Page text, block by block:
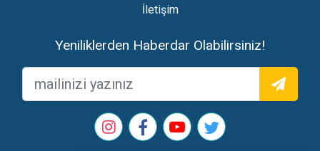
İletişim
Yeniliklerden Haberdar Olabilirsiniz!